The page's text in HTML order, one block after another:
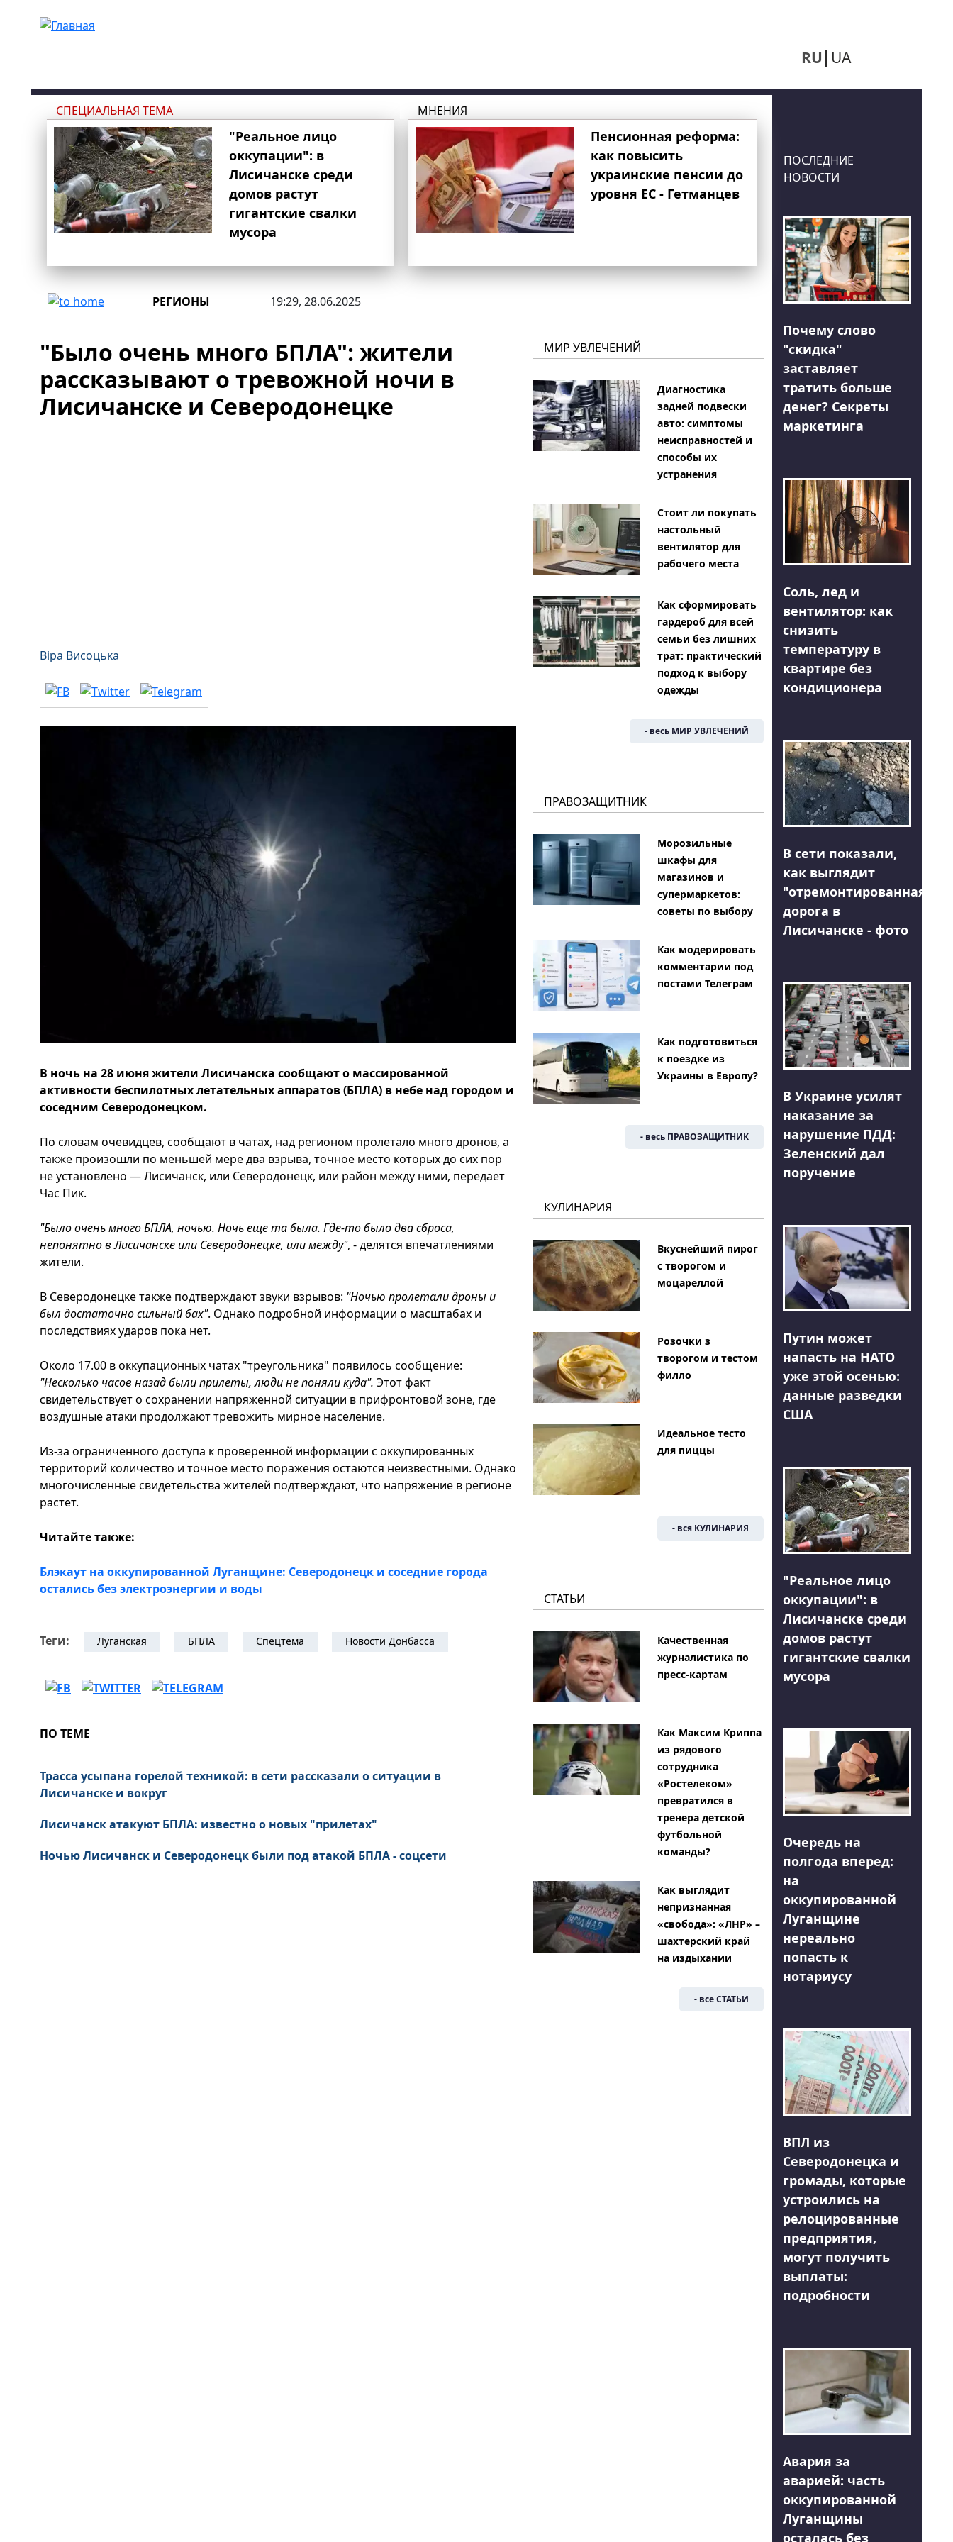
RU UA
СПЕЦИАЛЬНАЯ ТЕМА
"Реальное лицо
оккупации": в
Лисичанске среди
домов растут
гигантские свалки
мусора
МНЕНИЯ
Пенсионная реформа:
как повысить
украинские пенсии до
уровня ЕС - Гетманцев
РЕГИОНЫ 19:29, 28.06.2025
"Было очень много БПЛА": жители
рассказывают о тревожной ночи в
Лисичанске и Северодонецке
Віра Висоцька
В ночь на 28 июня жители Лисичанска сообщают о массированной
активности беспилотных летательных аппаратов (БПЛА) в небе над городом и
соседним Северодонецком.
По словам очевидцев, сообщают в чатах, над регионом пролетало много дронов, а
также произошли по меньшей мере два взрыва, точное место которых до сих пор
не установлено — Лисичанск, или Северодонецк, или район между ними, передает
Час Пик.
"Было очень много БПЛА, ночью. Ночь еще та была. Где-то было два сброса,
непонятно в Лисичанске или Северодонецке, или между", - делятся впечатлениями
жители.
В Северодонецке также подтверждают звуки взрывов: "Ночью пролетали дроны и
был достаточно сильный бах". Однако подробной информации о масштабах и
последствиях ударов пока нет.
Около 17.00 в оккупационных чатах "треугольника" появилось сообщение:
"Несколько часов назад были прилеты, люди не поняли куда". Этот факт
свидетельствует о сохранении напряженной ситуации в прифронтовой зоне, где
воздушные атаки продолжают тревожить мирное население.
Из-за ограниченного доступа к проверенной информации с оккупированных
территорий количество и точное место поражения остаются неизвестными. Однако
многочисленные свидетельства жителей подтверждают, что напряжение в регионе
растет.
Читайте также:
Блэкаут на оккупированной Луганщине: Северодонецк и соседние города
остались без электроэнергии и воды
Теги: Луганская БПЛА Спецтема Новости Донбасса
ПО ТЕМЕ
Трасса усыпана горелой техникой: в сети рассказали о ситуации в
Лисичанске и вокруг
Лисичанск атакуют БПЛА: известно о новых "прилетах"
Ночью Лисичанск и Северодонецк были под атакой БПЛА - соцсети
МИР УВЛЕЧЕНИЙ
Диагностика
задней подвески
авто: симптомы
неисправностей и
способы их
устранения
Стоит ли покупать
настольный
вентилятор для
рабочего места
Как сформировать
гардероб для всей
семьи без лишних
трат: практический
подход к выбору
одежды
- весь МИР УВЛЕЧЕНИЙ
ПРАВОЗАЩИТНИК
Морозильные
шкафы для
магазинов и
супермаркетов:
советы по выбору
Как модерировать
комментарии под
постами Телеграм
Как подготовиться
к поездке из
Украины в Европу?
- весь ПРАВОЗАЩИТНИК
КУЛИНАРИЯ
Вкуснейший пирог
с творогом и
моцареллой
Розочки з
творогом и тестом
филло
Идеальное тесто
для пиццы
- вся КУЛИНАРИЯ
СТАТЬИ
Качественная
журналистика по
пресс-картам
Как Максим Криппа
из рядового
сотрудника
«Ростелеком»
превратился в
тренера детской
футбольной
команды?
Как выглядит
непризнанная
«свобода»: «ЛНР» –
шахтерский край
на издыхании
- все СТАТЬИ
ПОСЛЕДНИЕ
НОВОСТИ
Почему слово
"скидка"
заставляет
тратить больше
денег? Секреты
маркетинга
Соль, лед и
вентилятор: как
снизить
температуру в
квартире без
кондиционера
В сети показали,
как выглядит
"отремонтированная"
дорога в
Лисичанске - фото
В Украине усилят
наказание за
нарушение ПДД:
Зеленский дал
поручение
Путин может
напасть на НАТО
уже этой осенью:
данные разведки
США
"Реальное лицо
оккупации": в
Лисичанске среди
домов растут
гигантские свалки
мусора
Очередь на
полгода вперед:
на
оккупированной
Луганщине
нереально
попасть к
нотариусу
ВПЛ из
Северодонецка и
громады, которые
устроились на
релоцированные
предприятия,
могут получить
выплаты:
подробности
Авария за
аварией: часть
оккупированной
Луганщины
осталась без